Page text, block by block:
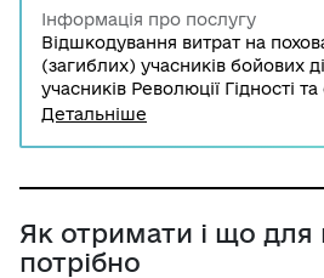
Інформація про послугу
Відшкодування витрат на
(загиблих) учасників бойових
учасників Революції Гідності та
внаслідок війни здійснюється
Детальніше
Як отримати і що для
потрібно